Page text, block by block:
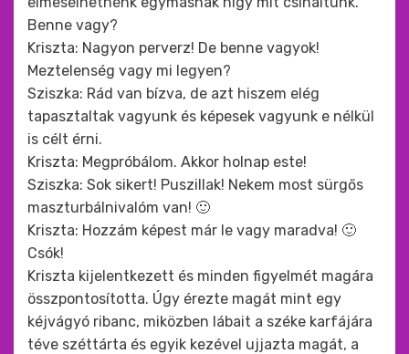
Benne vagy?
Kriszta: Nagyon perverz! De benne vagyok!
Meztelenség vagy mi legyen?
Sziszka: Rád van bízva, de azt hiszem elég
tapasztaltak vagyunk és képesek vagyunk e nélkül
is célt érni.
Kriszta: Megpróbálom. Akkor holnap este!
Sziszka: Sok sikert! Puszillak! Nekem most sürgős
maszturbálnivalóm van! 🙂
Kriszta: Hozzám képest már le vagy maradva! 🙂
Csók!
Kriszta kijelentkezett és minden figyelmét magára
összpontosította. Úgy érezte magát mint egy
kéjvágyó ribanc, miközben lábait a széke karfájára
téve széttárta és egyik kezével ujjazta magát, a